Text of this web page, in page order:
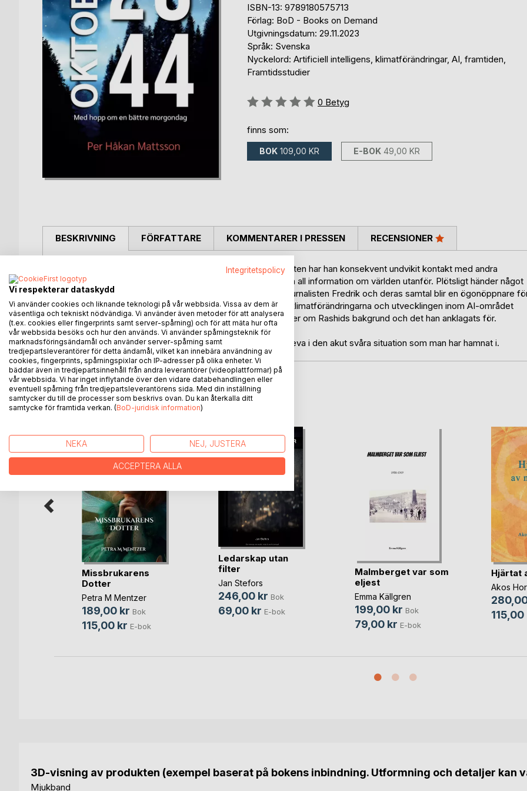
ISBN-13: 9789180575713
Förlag: BoD - Books on Demand
Utgivningsdatum: 29.11.2023
Språk: Svenska
Nyckelord: Artificiell intelligens, klimatförändringar, AI, framtiden,
Framtidsstudier
Betyg::
0 Betyg
finns som:
BOK 109,00 KR E-BOK 49,00 KR
BESKRIVNING
Under de dryga 20 år som Rashid suttit på Gråbergsanstalten har han konsekvent undvikit kontakt med andra
människor och han har också medvetet hållit sig borta från all information om världen utanför. Plötsligt händer något
som gör att han börjar samtala med den undersökande journalisten Fredrik och deras samtal blir en ögonöppnare
dem båda. Rashid får vetskap om en förändrad värld där klimatförändringarna och utvecklingen inom AI-området
tvingat fram en helt ny världsordning. Fredrik får nya insikter om Rashids bakgrund och det han anklagats för.
Men nu gäller det för Rashid och Fredrik att försöka överleva i den akut svåra situation som man har hamnat i.
FÖRFATTARE KOMMENTARER I PRESSEN RECENSIONER
ANDRA TITLAR HOSBoD
Missbrukarens
Dotter
Petra M Mentzer
189,00 kr Bok
115,00 kr E-bok
Ledarskap utan
filter
Jan Stefors
246,00 kr Bok
69,00 kr E-bok
Malmberget var som
eljest
Emma Källgren
199,00 kr Bok
79,00 kr E-bok
Hjärtat
Akos
115,00
3D-visning av produkten (exempel baserat på bokens inbindning. Utformning och detaljer kan
Mjukband
Integritetspolicy
Vi respekterar dataskydd
Vi använder cookies och liknande teknologi på vår webbsida. Vissa av dem är
väsentliga och tekniskt nödvändiga. Vi använder även metoder för att analysera
(t.ex. cookies eller fingerprints samt server-spårning) och för att mäta hur ofta
vår webbsida besöks och hur den används. Vi använder spårningsteknik för
marknadsföringsändamål och använder server-spårning samt
tredjepartsleverantörer för detta ändamål, vilket kan innebära användning av
cookies, fingerprints, spårningspixlar och IP-adresser på olika enheter. Vi
bäddar även in tredjepartsinnehåll från andra leverantörer (videoplattformar) på
vår webbsida. Vi har inget inflytande över den vidare databehandlingen eller
eventuell spårning från tredjepartsleverantörens sida. Med din inställning
samtycker du till de processer som beskrivs ovan. Du kan återkalla ditt
samtycke för framtida verkan. (BoD-juridisk information)
NEKA NEJ, JUSTERA
ACCEPTERA ALLA